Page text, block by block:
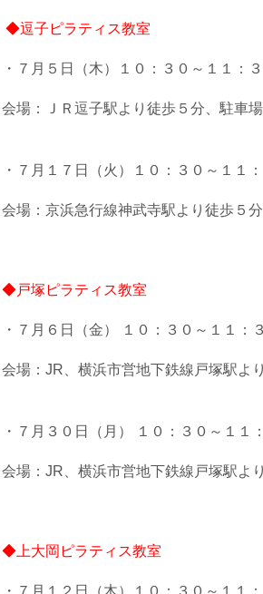
◆逗子ピラティス教室
・７月５日（木）１０：３０～１１：３
会場：ＪＲ逗子駅より徒歩５分、駐車
・７月１７日（火）１０：３０～１１
会場：京浜急行線神武寺駅より徒歩５分
◆戸塚ピラティス教室
・７月６日（金） １０：３０～１１：
会場：JR、横浜市営地下鉄線戸塚駅よ
・７月３０日（月） １０：３０～１１
会場：JR、横浜市営地下鉄線戸塚駅よ
◆上大岡ピラティス教室
・７月１２日（木）１０：３０～１１